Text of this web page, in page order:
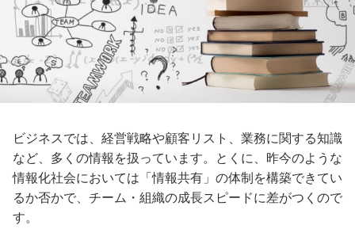
ビジネスでは、経営戦略や顧客リスト、業務に関する知識
など、多くの情報を扱っています。とくに、昨今のような
情報化社会においては「情報共有」の体制を構築できてい
るか否かで、チーム・組織の成長スピードに差がつくので
す。